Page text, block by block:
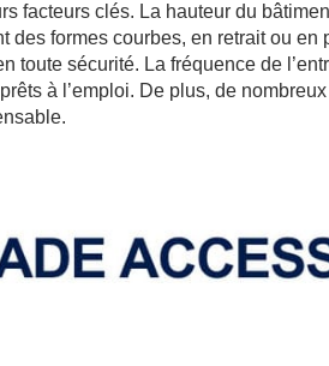
facteurs clés. La hauteur du
formes courbes, en retrait ou
toute sécurité. La fréquence de
à l’emploi. De plus, de